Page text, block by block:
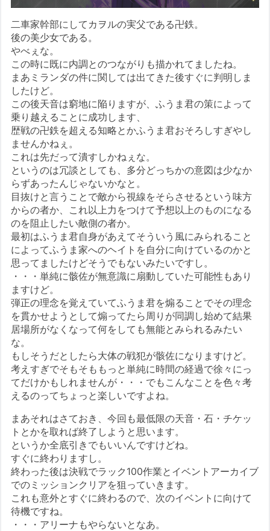
二車家幹部にしてカヲルの実父である卍鉄。
後の美少女である。
やべぇな。
この時に既に内調とのつながりも描かれてましたね。
まあミランダの件に関しては出てきた後すぐに判明しま
したけど。
この後天音は窮地に陥りますが、ふうま君の策によって
乗り越えることに成功します、
歴戦の卍鉄を超える知略とかふうま君おそろしすぎやし
ませんかねぇ。
これは先だって潰すしかねぇな。
というのは冗談としても、多分どっちかの意図は少なか
らずあったんじゃないかなと。
目抜けと言うことで敵から視線をそらさせるという味方
からの者か、これ以上力をつけて予想以上のものになる
のを阻止したい敵側の者か。
最初はふうま君自身があえてそういう風にみられること
によってふうま家へのヘイトを自分に向けているのかと
思ってましたけどそうでもないみたいですし。
・・・単純に骸佐が無意識に扇動していた可能性もあり
ますけど。
弾正の理念を覚えていてふうま君を煽ることでその理念
を貫かせようとして煽ってたら周りが同調し始めて結果
居場所がなくなって何をしても無能とみられるみたい
な。
もしそうだとしたら大体の戦犯が骸佐になりますけど。
考えすぎでそもそももっと単純に時間の経過で徐々にっ
てだけかもしれませんが・・・でもこんなことを色々考
えるのってちょっと楽しいですよね。
まあそれはさておき、今回も最低限の天音・石・チケッ
トとかを取れば終了しようと思います。
というか全底引きでもいいんですけどね。
すぐに終わりますし。
終わった後は決戦でラック100作業とイベントアーカイブ
でのミッションクリアを狙っていきます。
これも意外とすぐに終わるので、次のイベントに向けて
待機ですね。
・・・アリーナもやらないとなあ。